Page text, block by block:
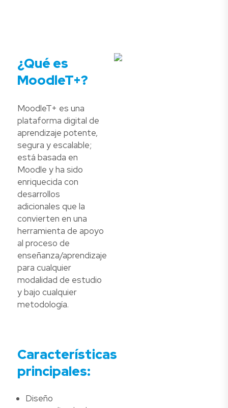
¿Qué es
MoodleT+?
MoodleT+ es una
plataforma digital de
aprendizaje potente,
segura y escalable;
está basada en
Moodle y ha sido
enriquecida con
desarrollos
adicionales que la
convierten en una
herramienta de apoyo
al proceso de
enseñanza/aprendizaje
para cualquier
modalidad de estudio
y bajo cualquier
metodología.
Características
principales:
Diseño